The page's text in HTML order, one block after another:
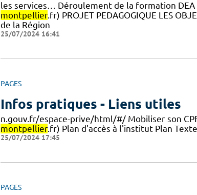
les services… Déroulement de la formation
montpellier.fr) PROJET PEDAGOGIQUE LES
de la Région
25/07/2024 16:41
PAGES
Infos pratiques - Liens utiles
n.gouv.fr/espace-prive/html/#/ Mobiliser son
montpellier.fr) Plan d'accès à l'institut Plan
25/07/2024 17:45
PAGES